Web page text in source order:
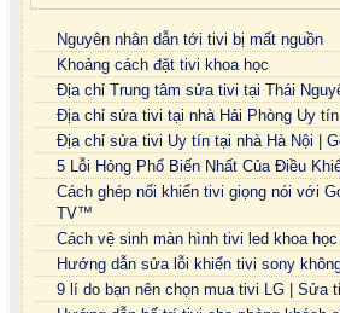
Nguyên nhân dẫn tới tivi bị mất nguồn
Khoảng cách đặt tivi khoa học
Địa chỉ Trung tâm sửa tivi tại Thái
Địa chỉ sửa tivi tại nhà Hải Phòng Uy tín
Địa chỉ sửa tivi Uy tín tại nhà Hà Nội |
5 Lỗi Hỏng Phổ Biến Nhất Của Điều
Cách ghép nối khiển tivi giọng nói với
TV™
Cách vệ sinh màn hình tivi led khoa
Hướng dẫn sửa lỗi khiển tivi sony
9 lí do bạn nên chọn mua tivi LG | Sửa